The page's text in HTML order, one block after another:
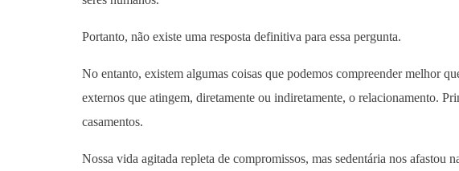
Portanto, não existe uma resposta definitiva para essa pergunta.
No entanto, existem algumas coisas que podemos compreender melhor
externos que atingem, diretamente ou indiretamente, o relacionamento.
casamentos.
Nossa vida agitada repleta de compromissos, mas sedentária nos afastou